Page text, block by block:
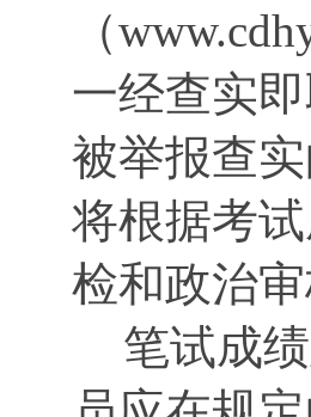
（
一经查实
被举报查
将根据考
检和政治审
笔试成